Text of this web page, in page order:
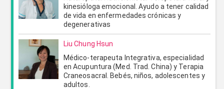
ENVIAR CANCELAR
kinesióloga emocional. Ayudo a tener calidad
de vida en enfermedades crónicas y
degenerativas
Liu Chung Hsun
Médico-terapeuta Integrativa, especialidad
en Acupuntura (Med. Trad. China) y Terapia
Craneosacral. Bebés, niños, adolescentes y
adultos.